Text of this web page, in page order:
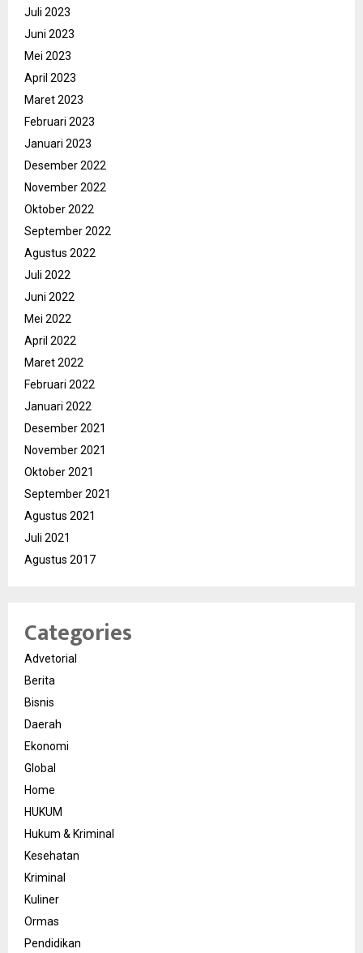
Juli 2023
Juni 2023
Mei 2023
April 2023
Maret 2023
Februari 2023
Januari 2023
Desember 2022
November 2022
Oktober 2022
September 2022
Agustus 2022
Juli 2022
Juni 2022
Mei 2022
April 2022
Maret 2022
Februari 2022
Januari 2022
Desember 2021
November 2021
Oktober 2021
September 2021
Agustus 2021
Juli 2021
Agustus 2017
Categories
Advetorial
Berita
Bisnis
Daerah
Ekonomi
Global
Home
HUKUM
Hukum & Kriminal
Kesehatan
Kriminal
Kuliner
Ormas
Pendidikan